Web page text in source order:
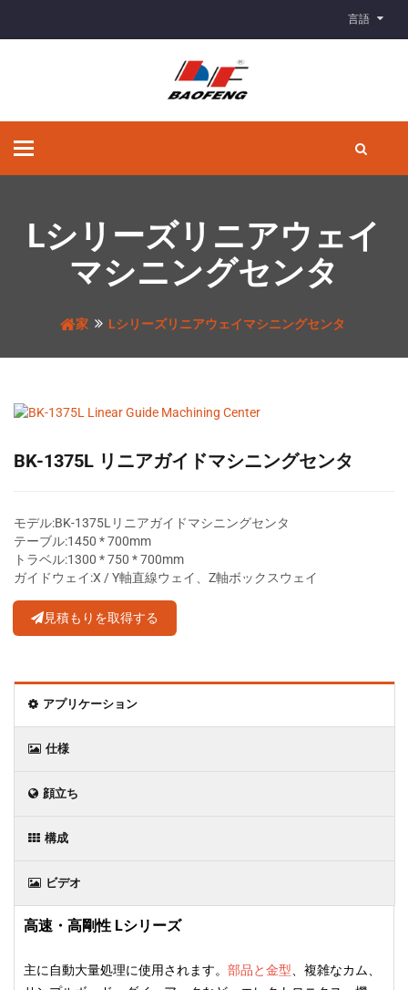
言語
ナ
シ
Lシリーズリニアウェイ
マシニングセンタ
家 Lシリーズリニアウェイマシニングセンタ
BK-1375L リニアガイドマシニングセンタ
モデル:BK-1375Lリニアガイドマシニングセンタ
テーブル:1450 * 700mm
トラベル:1300 * 750 * 700mm
ガイドウェイ:X / Y軸直線ウェイ、Z軸ボックスウェイ
見積もりを取得する
アプリケーション
仕様
顔立ち
構成
ビデオ
高速・高剛性 Lシリーズ
主に自動大量処理に使用されます。 部品と金型 、複雑なカム、